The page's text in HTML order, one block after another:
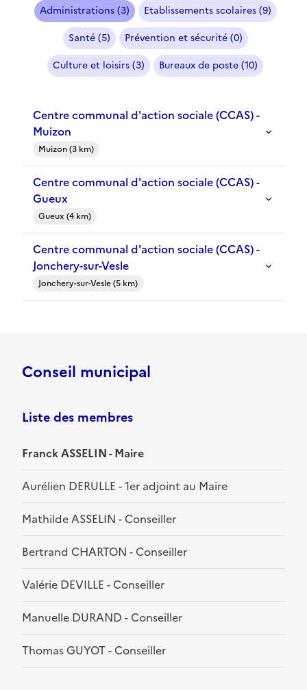
Administrations (3)
Etablissements scolaires (9)
Santé (5)
Prévention et sécurité (0)
Culture et loisirs (3)
Bureaux de poste (10)
Centre communal d'action sociale (CCAS) -
Muizon
Muizon (3 km)
Centre communal d'action sociale (CCAS) -
Gueux
Gueux (4 km)
Centre communal d'action sociale (CCAS) -
Jonchery-sur-Vesle
Jonchery-sur-Vesle (5 km)
Conseil municipal
Liste des membres
Franck ASSELIN - Maire
Aurélien DERULLE - 1er adjoint au Maire
Mathilde ASSELIN - Conseiller
Bertrand CHARTON - Conseiller
Valérie DEVILLE - Conseiller
Manuelle DURAND - Conseiller
Thomas GUYOT - Conseiller